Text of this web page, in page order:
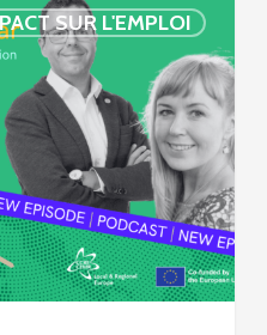
SUR L'EMPLOI